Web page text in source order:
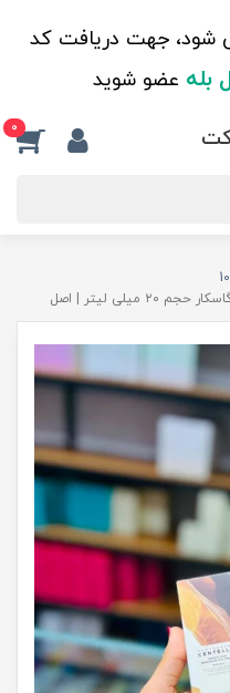
شود، جهت دریافت کد
بله عضو شوید
0
لیتر | اصل